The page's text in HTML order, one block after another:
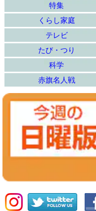
特集
くらし家庭
テレビ
たび・つり
科学
赤旗名人戦